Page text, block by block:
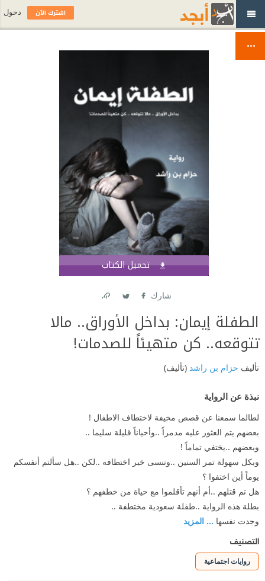
تحميل الكتاب
شارك
الطفلة إيمان: بداخل الأوراق.. مالا
تتوقعه.. كن متهيئاً للصدمات!
تأليف حزام بن راشد (تأليف)
نبذة عن الرواية
لطالما سمعنا عن قصص مخيفة لاختطاف الاطفال !
بعضهم يتم العثور عليه مدمراً ..وأحياناً قليلة سليما ..
وبعضهم ..يختفي تماماً !
وبكل سهولة تمر السنين ..وننسى خبر اختطافه ..لكن ..هل سألتم أنفسكم
يوماً أين اختفوا ؟
هل تم قتلهم ..أم أنهم تأقلموا مع حياة من خطفهم ؟
بطلة هذه الرواية ..طفلة سعودية مختطفة ..
وجدت نفسها ... المزيد
التصنيف
روايات اجتماعية
اشترك الآن دخول